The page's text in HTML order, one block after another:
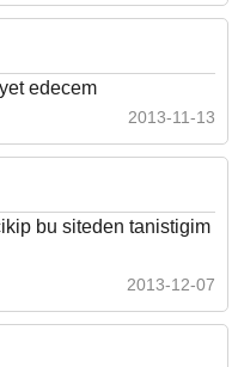
edecem
2013-11-13
bu siteden tanistigim
2013-12-07